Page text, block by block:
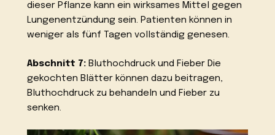
dieser Pflanze kann ein wirksames Mittel gegen
Lungenentzündung sein. Patienten können in
weniger als fünf Tagen vollständig genesen.
Abschnitt 7: Bluthochdruck und Fieber Die
gekochten Blätter können dazu beitragen,
Bluthochdruck zu behandeln und Fieber zu
senken.